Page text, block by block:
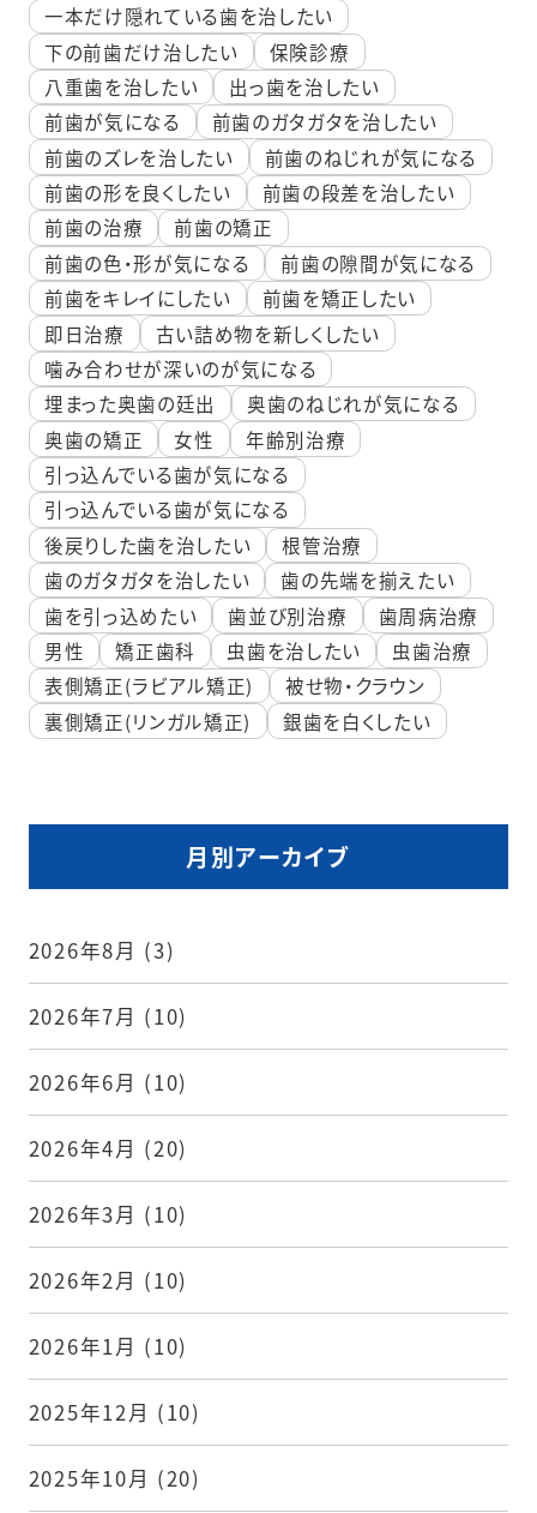
一本だけ隠れている歯を治したい
下の前歯だけ治したい
保険診療
八重歯を治したい
出っ歯を治したい
前歯が気になる
前歯のガタガタを治したい
前歯のズレを治したい
前歯のねじれが気になる
前歯の形を良くしたい
前歯の段差を治したい
前歯の治療
前歯の矯正
前歯の色・形が気になる
前歯の隙間が気になる
前歯をキレイにしたい
前歯を矯正したい
即日治療
古い詰め物を新しくしたい
噛み合わせが深いのが気になる
埋まった奥歯の廷出
奥歯のねじれが気になる
奥歯の矯正
女性
年齢別治療
引っ込んでいる歯が気になる
引っ込んでいる歯が気になる
後戻りした歯を治したい
根管治療
歯のガタガタを治したい
歯の先端を揃えたい
歯を引っ込めたい
歯並び別治療
歯周病治療
男性
矯正歯科 虫歯を治したい
虫歯治療
表側矯正(ラビアル矯正)
被せ物・クラウン
裏側矯正(リンガル矯正)
銀歯を白くしたい
月別アーカイブ
2026年8月 (3)
2026年7月 (10)
2026年6月 (10)
2026年4月 (20)
2026年3月 (10)
2026年2月 (10)
2026年1月 (10)
2025年12月 (10)
2025年10月 (20)